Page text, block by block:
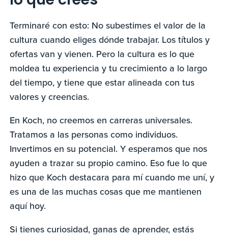
Terminaré con esto: No subestimes el valor de la
cultura cuando eliges dónde trabajar. Los títulos y
ofertas van y vienen. Pero la cultura es lo que
moldea tu experiencia y tu crecimiento a lo largo
del tiempo, y tiene que estar alineada con tus
valores y creencias.
En Koch, no creemos en carreras universales.
Tratamos a las personas como individuos.
Invertimos en su potencial. Y esperamos que nos
ayuden a trazar su propio camino. Eso fue lo que
hizo que Koch destacara para mí cuando me uní, y
es una de las muchas cosas que me mantienen
aquí hoy.
Si tienes curiosidad, ganas de aprender, estás